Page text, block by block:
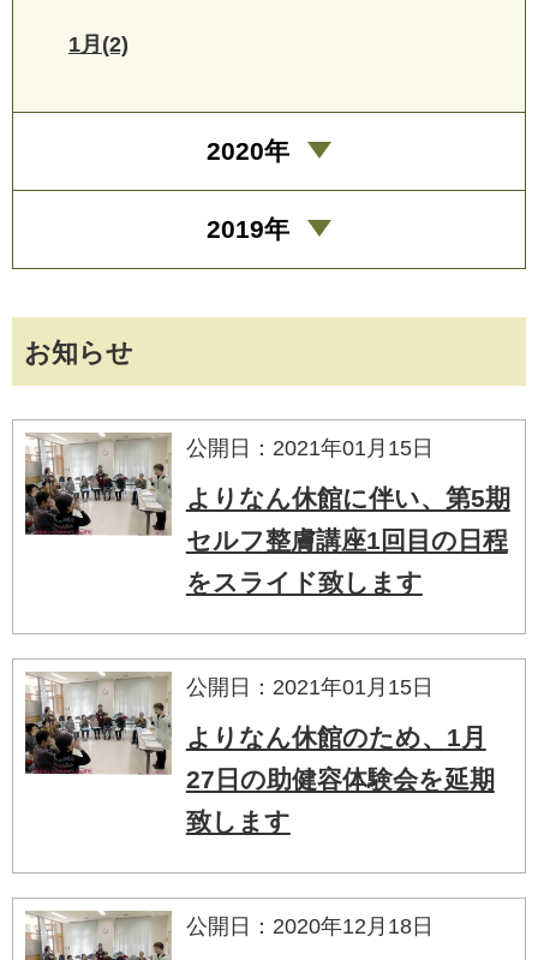
お知らせ
公開日：2021年01月15日
よりなん休館に伴い、第5期
セルフ整膚講座1回目の日程
をスライド致します
公開日：2021年01月15日
よりなん休館のため、1月
27日の助健容体験会を延期
致します
公開日：2020年12月18日
1月(2)
2020年
2019年